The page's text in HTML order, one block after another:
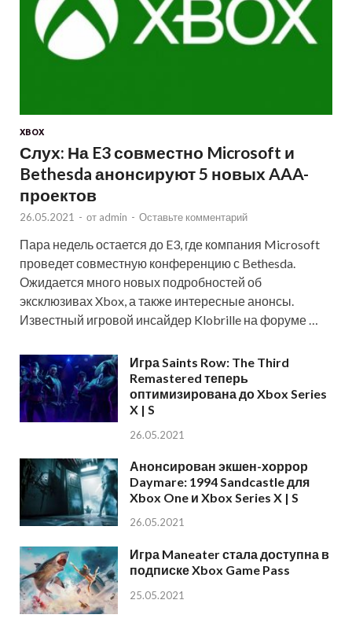
XBOX
Слух: На E3 совместно Microsoft и
Bethesda анонсируют 5 новых AAA-
проектов
26.05.2021 - от admin - Оставьте комментарий
Пара недель остается до E3, где компания Microsoft
проведет совместную конференцию с Bethesda.
Ожидается много новых подробностей об
эксклюзивах Xbox, а также интересные анонсы.
Известный игровой инсайдер Klobrille на форуме …
Игра Saints Row: The Third
Remastered теперь
оптимизирована до Xbox Series
X | S
26.05.2021
Анонсирован экшен-хоррор
Daymare: 1994 Sandcastle для
Xbox One и Xbox Series X | S
26.05.2021
Игра Maneater стала доступна в
подписке Xbox Game Pass
25.05.2021